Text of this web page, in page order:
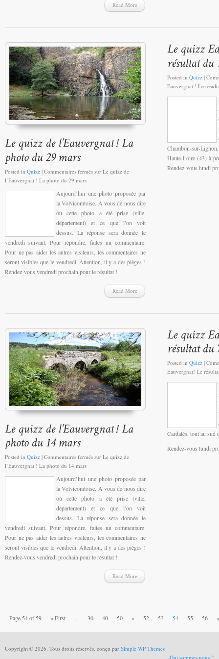
Read More
Posted in Quizz | Commentaires fermés sur Le quizz de
l’Eauvergnat ! La photo du 29 mars
Aujourd’hui une photo proposée par
la Volvicomtoise. A vous de nous dire
où cette photo a été prise (ville,
département) et ce que l’on voit
dessus. La réponse sera donnée le
vendredi suivant. Pour répondre, faites un commentaire.
Pour ne pas aider les autres visiteurs, les commentaires ne
seront visibles que le vendredi. Attention, il y a des pièges !
Rendez-vous vendredi prochain pour le résultat !
Read More
Posted in Quizz |
Eauvergnat ! Le
Chambon-sur-
Haute-Loire (43) à
Rendez-vous lundi
Posted in Quizz | Commentaires fermés sur Le quizz de
l’Eauvergnat ! La photo du 14 mars
Aujourd’hui une photo proposée par
la Volvicomtoise. A vous de nous dire
où cette photo a été prise (ville,
département) et ce que l’on voit
dessus. La réponse sera donnée le
vendredi suivant. Pour répondre, faites un commentaire.
Pour ne pas aider les autres visiteurs, les commentaires ne
seront visibles que le vendredi. Attention, il y a des pièges !
Rendez-vous vendredi prochain pour le résultat !
Read More
Posted in Quizz |
Eauvergnat! Le
Cardalès, tout au sud
Rendez-vous lundi
Page 54 of 59 « First ... 30 40 50 « 52 53 54 55 56 »
Copyright © 2026. Tous droits réservés. conçu par Simple WP Themes
Qui sommes nous ?